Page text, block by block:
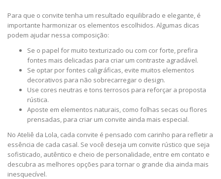
Para que o convite tenha um resultado equilibrado e elegante, é
importante harmonizar os elementos escolhidos. Algumas dicas
podem ajudar nessa composição:
Se o papel for muito texturizado ou com cor forte, prefira
fontes mais delicadas para criar um contraste agradável.
Se optar por fontes caligráficas, evite muitos elementos
decorativos para não sobrecarregar o design.
Use cores neutras e tons terrosos para reforçar a proposta
rústica.
Aposte em elementos naturais, como folhas secas ou flores
prensadas, para criar um convite ainda mais especial.
No Ateliê da Lola, cada convite é pensado com carinho para refletir a
essência de cada casal. Se você deseja um convite rústico que seja
sofisticado, autêntico e cheio de personalidade, entre em contato e
descubra as melhores opções para tornar o grande dia ainda mais
inesquecível.